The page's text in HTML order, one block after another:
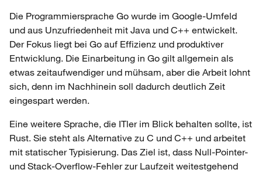
Die Programmiersprache Go wurde im Google-Umfeld
und aus Unzufriedenheit mit Java und C++ entwickelt.
Der Fokus liegt bei Go auf Effizienz und produktiver
Entwicklung. Die Einarbeitung in Go gilt allgemein als
etwas zeitaufwendiger und mühsam, aber die Arbeit lohnt
sich, denn im Nachhinein soll dadurch deutlich Zeit
eingespart werden.
Eine weitere Sprache, die ITler im Blick behalten sollte, ist
Rust. Sie steht als Alternative zu C und C++ und arbeitet
mit statischer Typisierung. Das Ziel ist, dass Null-Pointer-
und Stack-Overflow-Fehler zur Laufzeit weitestgehend